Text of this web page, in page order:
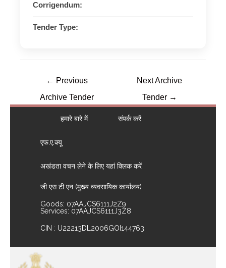
Corrigendum:
Tender Type:
← Previous
Archive Tender
Next Archive
Tender →
हमारे बारे में संपर्क करें
एफ.ए.क्यू
अखंडता वचन लेने के लिए यहां क्लिक करें
जी एस टी एन (मुख्य व्यवसायिक कार्यालय)
Goods: 07AAJCS6111J2Z9
Services: 07AAJCS6111J3Z8
CIN : U22213DL2006GOI144763